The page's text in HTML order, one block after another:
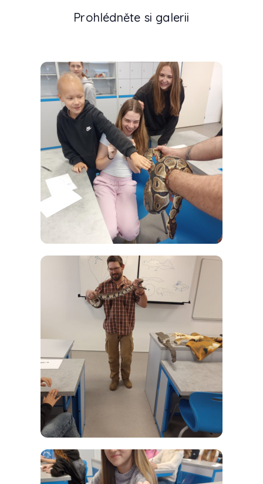
Prohlédněte si galerii